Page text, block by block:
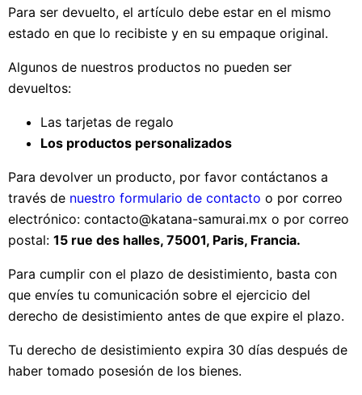
Para ser devuelto, el artículo debe estar en el mismo
estado en que lo recibiste y en su empaque original.
Algunos de nuestros productos no pueden ser
devueltos:
Las tarjetas de regalo
Los productos personalizados
Para devolver un producto, por favor contáctanos a
través de nuestro formulario de contacto o por correo
electrónico: contacto@katana-samurai.mx o por correo
postal: 15 rue des halles, 75001, Paris, Francia.
Para cumplir con el plazo de desistimiento, basta con
que envíes tu comunicación sobre el ejercicio del
derecho de desistimiento antes de que expire el plazo.
Tu derecho de desistimiento expira 30 días después de
haber tomado posesión de los bienes.